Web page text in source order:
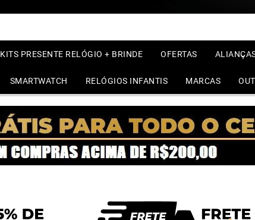
KITS PRESENTE RELÓGIO + BRINDE OFERTAS
SMARTWATCH RELÓGIOS INFANTIS MARCAS